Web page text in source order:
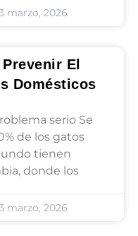
marzo, 2026
El
Domésticos
serio Se
de los gatos
tienen
donde los
marzo, 2026